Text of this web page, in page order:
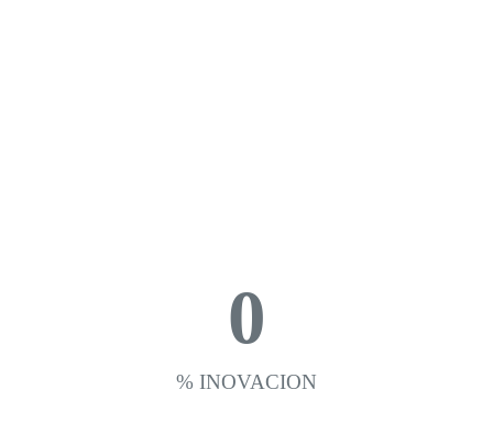
% INOVACION
0